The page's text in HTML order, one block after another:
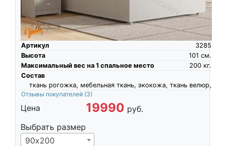
Артикул
3285
Высота
см.
101
Максимальный вес на 1 спальное место
кг.
200
Состав
ткань рогожка, мебельная ткань, экокожа, ткань велюр,
Отзывы покупателей (3)
Цена 19990 руб.
Выбрать размер
90х200